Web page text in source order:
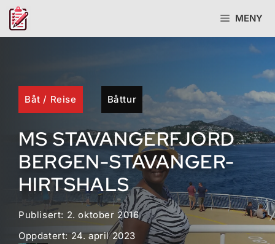
Hopp
MENY
Båt / Reise Båttur
MS STAVANGERFJORD
BERGEN-STAVANGER-
HIRTSHALS
Publisert: 2. oktober 2016
Oppdatert:24. april 2023